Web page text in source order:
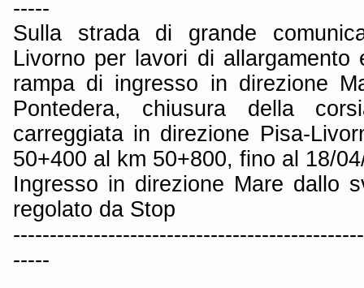
-----
Sulla strada di grande
Livorno per lavori di allargamento
rampa di ingresso in direzione
Pontedera, chiusura della
carreggiata in direzione Pisa-
50+400 al km 50+800, fino al 18/
Ingresso in direzione Mare dallo
regolato da Stop
-----